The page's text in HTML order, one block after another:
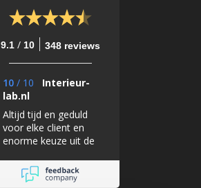
9.1 / 10 348 reviews
10 / 10
Interieur-
lab.nl
Altijd tijd en geduld
voor elke client en
enorme keuze uit de
producten en
merken!